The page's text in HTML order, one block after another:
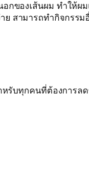
กของเส้นผม ทำให้ผ
สามารถทำกิจกรรม
รับทุกคนที่ต้องการล